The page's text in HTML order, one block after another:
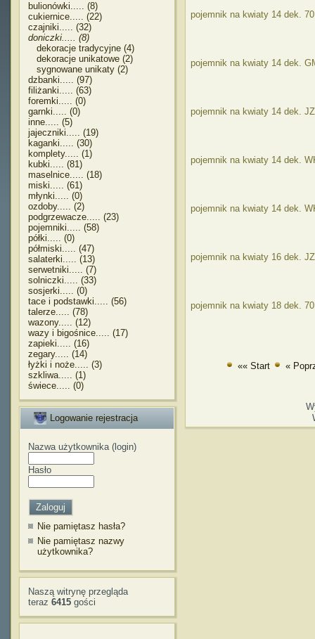
bulionówki..... (8)
cukiernice..... (22)
czajniki..... (32)
doniczki..... (8)
dekoracje tradycyjne (4)
dekoracje unikatowe (2)
sygnowane unikaty (2)
dzbanki..... (97)
filiżanki..... (63)
foremki..... (0)
garnki..... (0)
inne..... (5)
jajeczniki..... (19)
kaganki..... (30)
komplety..... (1)
kubki..... (81)
maselnice..... (18)
miski..... (61)
młynki..... (0)
ozdoby..... (2)
podgrzewacze..... (23)
pojemniki..... (58)
półki..... (0)
półmiski..... (47)
salaterki..... (13)
serwetniki..... (7)
solniczki..... (33)
sosjerki..... (0)
tace i podstawki..... (56)
talerze..... (78)
wazony..... (12)
wazy i bigośnice..... (17)
zapieki..... (16)
zegary..... (14)
łyżki i noże..... (3)
szkliwa..... (1)
świece..... (0)
Logowanie rejestracja
Nazwa użytkownika (login)
Hasło
Nie pamiętasz hasła?
Nie pamiętasz nazwy
użytkownika?
Naszą witrynę przegląda
teraz 6415 gości
pojemnik na kwiaty 14 dek.
pojemnik na kwiaty 14 dek.
pojemnik na kwiaty 14 dek.
pojemnik na kwiaty 14 dek.
pojemnik na kwiaty 14 dek.
pojemnik na kwiaty 16 dek.
pojemnik na kwiaty 18 dek.
«« Start «